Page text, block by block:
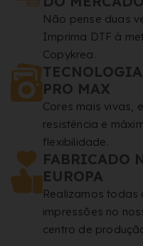
Não pense duas
Imprima DTF à
Copykrea.
PRO MAX
Cores mais vivas,
resistência e
flexibilidade.
FABRICADO
EUROPA
Realizamos todas
impressões no
centro de